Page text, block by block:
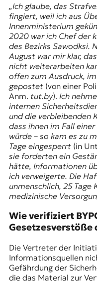
„Ich glaube, das
fingiert, weil ich aus
Innenministerium
2020 war ich Chef der
des Bezirks Sawodksi.
August war mir klar,
nicht weiterarbeiten
offen zum Ausdruck,
gepostet (von einer
Anm. tut.by). Ich
internen
und die verbleibenden
dass ihnen im Fall
würde – so kam es zu
Tage eingesperrt(in
sie forderten ein
hätte, Informationen
ich verweigerte. Die
unmenschlich, 25
medizinische
Wie verifiziert
Gesetzesverstöße
Die Vertreter der
Informationsquellen
Gefährdung der
die das Material zur